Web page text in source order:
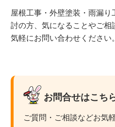
屋根工事・外壁塗装・雨漏
討の方、気になることやご相
気軽にお問い合わせください。
お問合せはこち
ご質問・ご相談などお気